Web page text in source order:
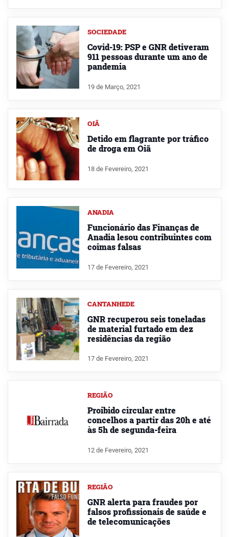
SOCIEDADE
Covid-19: PSP e GNR detiveram
911 pessoas durante um ano de
pandemia
19 de Março, 2021
OIÃ
Detido em flagrante por tráfico
de droga em Oiã
18 de Fevereiro, 2021
ANADIA
Funcionário das Finanças de
Anadia lesou contribuintes com
coimas falsas
17 de Fevereiro, 2021
CANTANHEDE
GNR recuperou seis toneladas
de material furtado em dez
residências da região
17 de Fevereiro, 2021
REGIÃO
Proibido circular entre
concelhos a partir das 20h e até
às 5h de segunda-feira
12 de Fevereiro, 2021
REGIÃO
GNR alerta para fraudes por
falsos profissionais de saúde e
de telecomunicações